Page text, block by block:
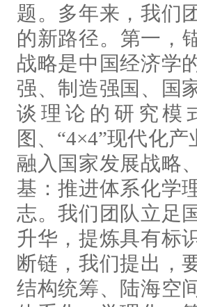
题。多年来，我们
的新路径。第一，
战略是中国经济学
强、制造强国、国
谈理论的研究模
图、“4×4”现代化
融入国家发展战略
基：推进体系化学
志。我们团队立足
升华，提炼具有标
断链，我们提出，
结构统筹、陆海空